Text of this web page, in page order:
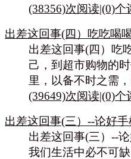
(38356)次阅读|(0)个
出差这回事(四）吃吃喝
出差这回事(四）
己，到超市购物的
里，以备不时之需
(39649)次阅读|(0)个
出差这回事(三）--论好
出差这回事(三）--
我们生活中必不可